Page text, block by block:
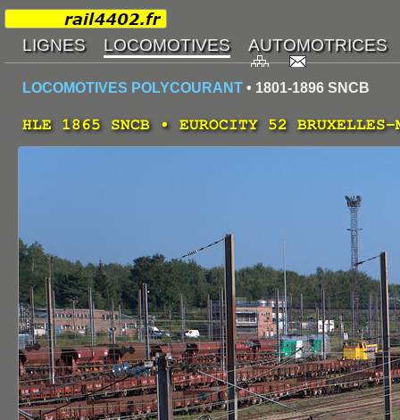
LOCOMOTIVES POLYCOURANT • 1801-1896 SNCB
HLE 1865 SNCB • EUROCITY 52